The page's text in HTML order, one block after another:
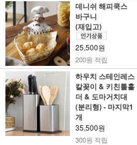
데니쉬 해피쿡스
바구니
(재입고)
25,500원
200원 적립
하우치 스테인레스
칼꽂이 & 키친툴홀
더 & 도마거치대
(분리형) - 마지막1
개
35,500원
300원 적립